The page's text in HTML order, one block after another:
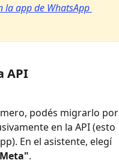
la app de WhatsApp
API
podés migrarlo por
en la API (esto
En el asistente, elegí
.